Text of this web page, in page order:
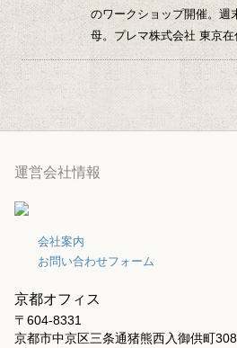
のワークショップ開催。週
母。プレマ株式会社 東京在
運営会社情報
会社案内
お問い合わせフォーム
京都オフィス
〒604-8331
京都市中京区三条通猪熊西入御供町308